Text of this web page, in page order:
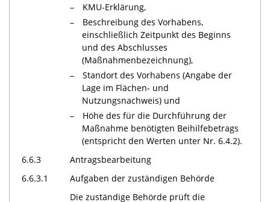
KMU-Erklärung,
Beschreibung des Vorhabens,
einschließlich Zeitpunkt des Beginns
und des Abschlusses
(Maßnahmenbezeichnung),
Standort des Vorhabens (Angabe der
Lage im Flächen- und
Nutzungsnachweis) und
Höhe des für die Durchführung der
Maßnahme benötigten Beihilfebetrags
(entspricht den Werten unter Nr. 6.4.2).
6.6.3
Antragsbearbeitung
6.6.3.1
Aufgaben der zuständigen Behörde
Die zuständige Behörde prüft die